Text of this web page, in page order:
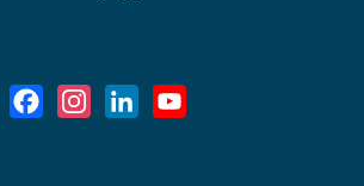
FacebookInstagramLinkedIn